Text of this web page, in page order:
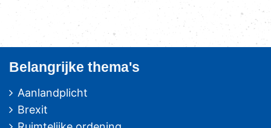
Belangrijke thema's
Aanlandplicht
Brexit